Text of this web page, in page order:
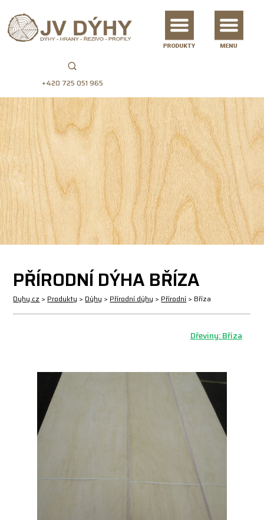
+420 725 051 965
PŘÍRODNÍ DÝHA BŘÍZA
Dyhy.cz > Produkty > Dýhy > Přírodní dýhy > Přírodní > Bříza
Dřeviny: Bříza